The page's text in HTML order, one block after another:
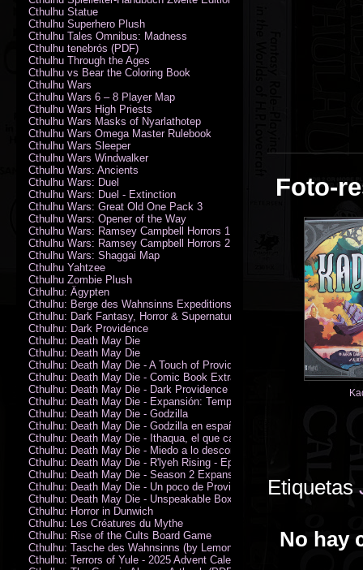
Foto-
Etiquetas
No hay
Cthulhu Statue
Cthulhu Superhero Plush
Cthulhu Tales Omnibus: Madness
Cthulhu tenebrós (PDF)
Cthulhu Through the Ages
Cthulhu vs Bear the Coloring Book
Cthulhu Wars
Cthulhu Wars 6 – 8 Player Map
Cthulhu Wars High Priests
Cthulhu Wars Masks of Nyarlathotep
Cthulhu Wars Omega Master Rulebook
Cthulhu Wars Sleeper
Cthulhu Wars Windwalker
Cthulhu Wars: Ancients
Cthulhu Wars: Duel
Cthulhu Wars: Duel - Extinction
Cthulhu Wars: Great Old One Pack 3
Cthulhu Wars: Opener of the Way
Cthulhu Wars: Ramsey Campbell Horrors 1
Cthulhu Wars: Ramsey Campbell Horrors 2
Cthulhu Wars: Shaggai Map
Cthulhu Yahtzee
Cthulhu Zombie Plush
Cthulhu: Ägypten
Cthulhu: Berge des Wahnsinns Expeditionspack
Cthulhu: Dark Fantasy, Horror & Supernatural Movies
Cthulhu: Dark Providence
Cthulhu: Death May Die
Cthulhu: Death May Die
Cthulhu: Death May Die - A Touch of Providence
Cthulhu: Death May Die - Comic Book Extras vol. 2
Cthulhu: Death May Die - Dark Providence Investigators
Cthulhu: Death May Die - Expansión: Temporada 2
Cthulhu: Death May Die - Godzilla
Cthulhu: Death May Die - Godzilla en español
Cthulhu: Death May Die - Ithaqua, el que camina en el viento
Cthulhu: Death May Die - Miedo a lo desconocido
Cthulhu: Death May Die - R'lyeh Rising - Epic Episode
Cthulhu: Death May Die - Season 2 Expansion
Cthulhu: Death May Die - Un poco de Providence
Cthulhu: Death May Die - Unspeakable Box
Cthulhu: Horror in Dunwich
Cthulhu: Les Créatures du Mythe
Cthulhu: Rise of the Cults Board Game
Cthulhu: Tasche des Wahnsinns (by Lemonfish)
Cthulhu: Terrors of Yule - 2025 Advent Calendar